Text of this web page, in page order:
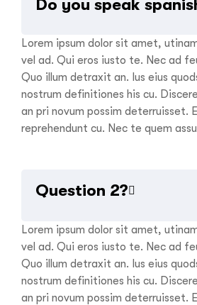
Do you speak
Lorem ipsum dolor sit amet,
vel ad. Qui eros iusto te. Nec ad
Quo illum detraxit an. Ius eius
nostrum definitiones his cu.
an pri novum possim deterruisset.
reprehendunt cu. Nec te quem
Question 2?
Lorem ipsum dolor sit amet,
vel ad. Qui eros iusto te. Nec ad
Quo illum detraxit an. Ius eius
nostrum definitiones his cu.
an pri novum possim deterruisset.